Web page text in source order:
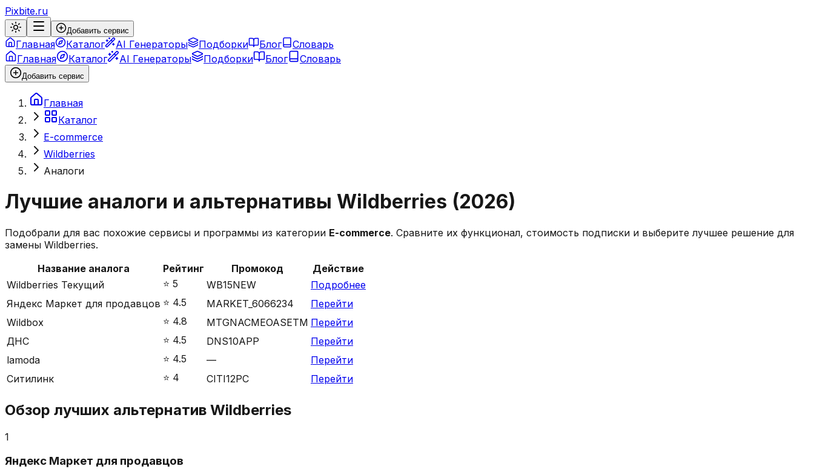
Pixbite.ru
Добавить сервис
Главная Каталог AI Генераторы Подборки Блог
Словарь
Главная
Каталог AI Генераторы Подборки Блог Словарь
Добавить сервис
Главная
Каталог
E-commerce
Wildberries
Аналоги
Лучшие аналоги и альтернативы Wildberries (2026)
Подобрали для вас похожие сервисы и программы из категории E-commerce. Сравните их функционал, стоимость подписки и выберите лучшее решение для
замены Wildberries.
Название аналога
Рейтинг Промокод
Действие
Wildberries Текущий ⭐️ 5 WB15NEW
Подробнее
Яндекс Маркет для продавцов ⭐️ 4.5 MARKET_6066234
Перейти
Wildbox
⭐️ 4.8 MTGNACMEOASETM Перейти
ДНС
⭐️ 4.5 DNS10APP
Перейти
lamoda
⭐️ 4.5 —
Перейти
Ситилинк
⭐️ 4 CITI12PC Перейти
Обзор лучших альтернатив Wildberries
1
Яндекс Маркет для продавцов